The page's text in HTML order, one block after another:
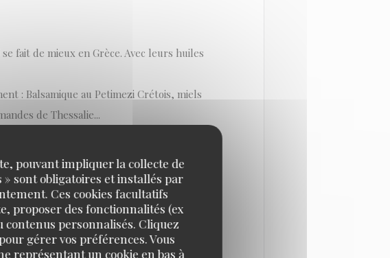
pouvant impliquer la collecte de
» sont obligatoires et installés par
Ces cookies facultatifs
proposer des fonctionnalités (ex
contenus personnalisés. Cliquez
gérer vos préférences. Vous
représentant un cookie en bas à
fait de mieux en Grèce. Avec leurs huiles
: Balsamique au Petimezi Crétois, miels
de Thessalie...
du terroir grec.»
en Grèce. De novembre à janvier, les
savoir-faire artisanal grec.
d’épicerie fine en lien étroit avec de
l’élaboration des recettes définitives